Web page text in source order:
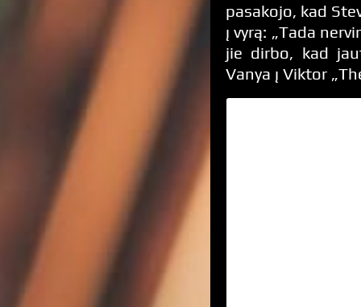
pasakojo, kad
į vyrą: „Tada
jie dirbo, kad
Vanya į Viktor